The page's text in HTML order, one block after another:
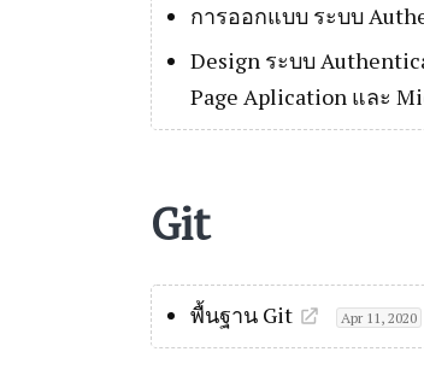
การออกแบบ ระบบ
Design ระบบ
Page Aplication และ
Git
พื้นฐาน Git Apr 11, 2020